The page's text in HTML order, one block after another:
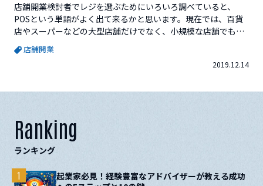
店舗開業検討者でレジを選ぶためにいろいろ調べていると、
POSという単語がよく出て来るかと思います。現在では、百貨
店やスーパーなどの大型店舗だけでなく、小規模な店舗でも
POSレジが取り入れられており、特に飲食店ではPOSレジの導
入が進んでおり、スムーズな接客やリピーターの確保、メニュ
ー改善など、会計処理に留まらず経営管理の基盤としても必要
店舗開業
2019.12.14
Ranking
ランキング
起業家必見！経験豊富なアドバイザーが教える成功
1